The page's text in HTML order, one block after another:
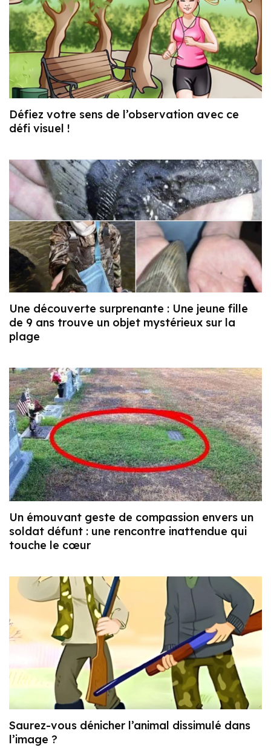
Défiez votre sens de l’observation avec ce
défi visuel !
Une découverte surprenante : Une jeune fille
de 9 ans trouve un objet mystérieux sur la
plage
Un émouvant geste de compassion envers un
soldat défunt : une rencontre inattendue qui
touche le cœur
Saurez-vous dénicher l’animal dissimulé dans
l’image ?